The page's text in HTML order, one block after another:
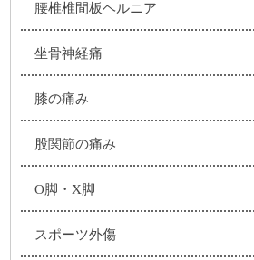
腰椎椎間板ヘルニア
坐骨神経痛
膝の痛み
股関節の痛み
O脚・X脚
スポーツ外傷